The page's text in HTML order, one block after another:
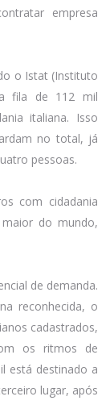
empresa
o Istat (Instituto
fila de 112 mil
italiana. Isso
no total, já
pessoas.
com cidadania
do mundo,
de demanda.
reconhecida, o
cadastrados,
os ritmos de
está destinado a
lugar, após